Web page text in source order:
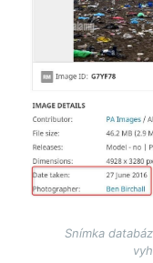
Snímka